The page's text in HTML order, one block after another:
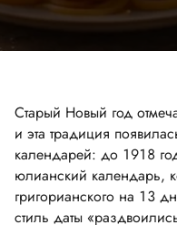
Старый Новый год
и эта традиция
календарей: до 1918
юлианский календарь,
григорианского на 13
стиль даты